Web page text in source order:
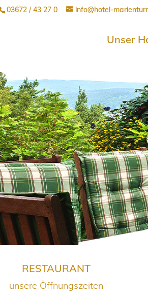
03672 / 43 27 0 info@hotel-
Unser
RESTAURANT
unsere Öffnungszeiten